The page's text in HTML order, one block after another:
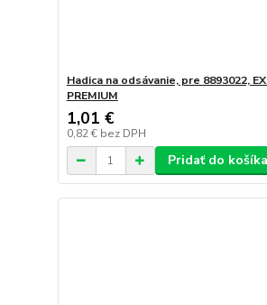
Hadica na odsávanie, pre 8893022,
PREMIUM
1,01 €
0,82 € bez DPH
Pridať do košíka